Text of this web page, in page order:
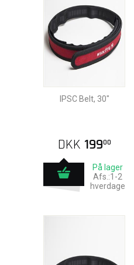
IPSC Belt, 30"
DKK 19900
På lager
Afs.:1-2
hverdage